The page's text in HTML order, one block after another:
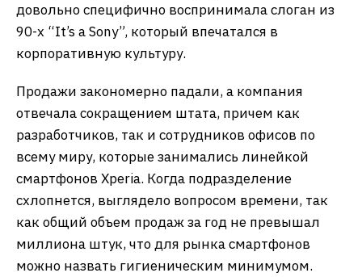
довольно специфично воспринимала слоган из
90-х “It’s a Sony”, который впечатался в
корпоративную культуру.
Продажи закономерно падали, а компания
отвечала сокращением штата, причем как
разработчиков, так и сотрудников офисов по
всему миру, которые занимались линейкой
смартфонов Xperia. Когда подразделение
схлопнется, выглядело вопросом времени, так
как общий объем продаж за год не превышал
миллиона штук, что для рынка смартфонов
можно назвать гигиеническим минимумом.